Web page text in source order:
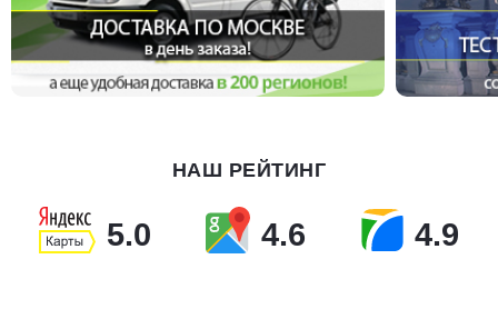
НАШ РЕЙТИНГ
5.0 4.6 4.9